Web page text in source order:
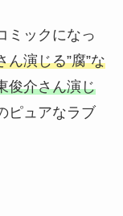
ミックになっ
ん演じる”腐”な
俊介さん演じ
ピュアなラブ